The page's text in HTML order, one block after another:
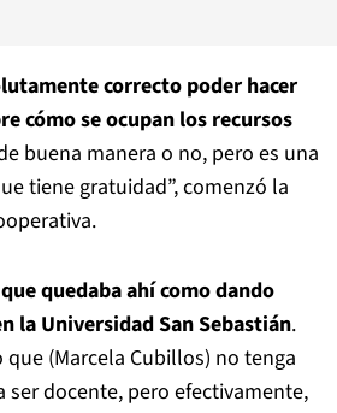
correcto poder hacer
cómo se ocupan los recursos
buena manera o no, pero es una
tiene gratuidad”, comenzó la
quedaba ahí como dando
la Universidad San Sebastián.
(Marcela Cubillos) no tenga
ser docente, pero efectivamente,